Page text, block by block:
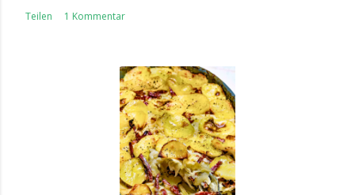
Teilen 1 Kommentar